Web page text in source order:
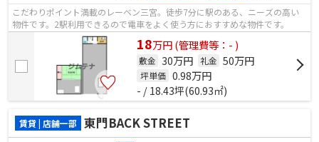
こだわりポイント満載のレーベン三宮。徒歩7分に駅のある、ニーズの高い
物件です。2駅利用できるので電車をよく使う方におすすめな物件です。
18万円(管理費等：- )
敷金 30万円 礼金 50万円
坪単価 0.98万円
- / 18.43坪(60.93㎡)
賃貸 | 店舗一部 東門BACK STREET